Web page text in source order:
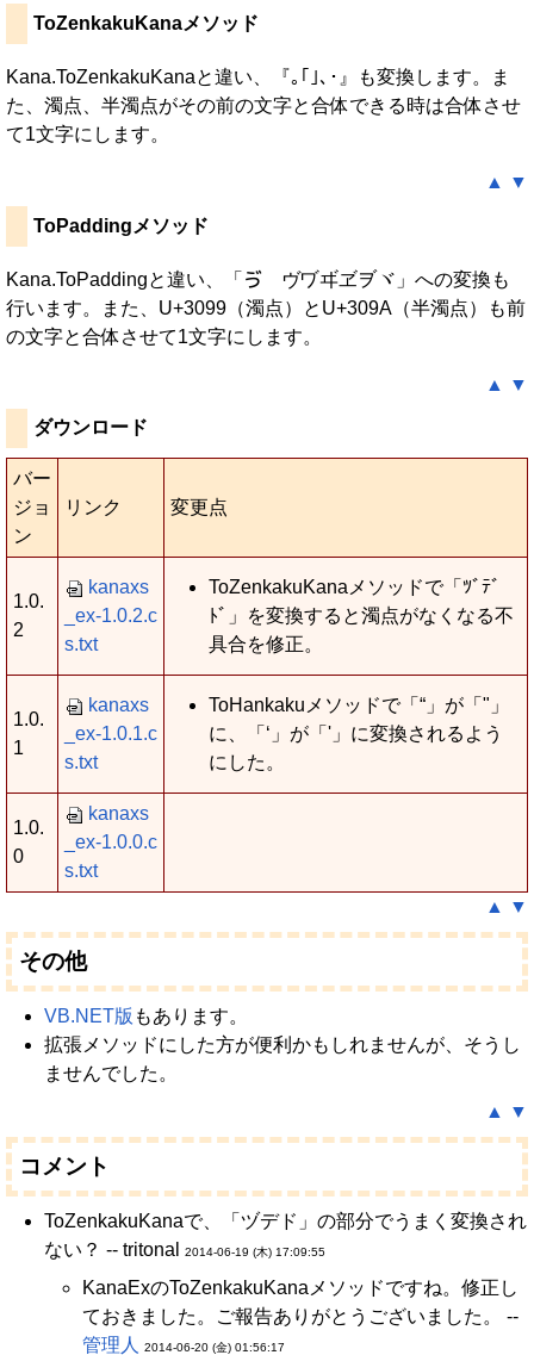
ToZenkakuKanaメソッド
Kana.ToZenkakuKanaと違い、『｡｢｣､･』も変換します。ま
た、濁点、半濁点がその前の文字と合体できる時は合体させ
て1文字にします。
▲ ▼
ToPaddingメソッド
Kana.ToPaddingと違い、「ゔゞヴヷヸヹヺヾ」への変換も
行います。また、U+3099（濁点）とU+309A（半濁点）も前
の文字と合体させて1文字にします。
▲ ▼
ダウンロード
バー
ジョ
ン
リンク 変更点
1.0.
2
kanaxs
_ex-1.0.2.c
s.txt
ToZenkakuKanaメソッドで「ﾂﾞﾃﾞ
ﾄﾞ」を変換すると濁点がなくなる不
具合を修正。
1.0.
1
kanaxs
_ex-1.0.1.c
s.txt
ToHankakuメソッドで「“」が「"」
に、「‘」が「'」に変換されるよう
にした。
1.0.
0
kanaxs
_ex-1.0.0.c
s.txt
▲
▼
その他
VB.NET版 もあります。
拡張メソッドにした方が便利かもしれませんが、そうし
ませんでした。
▲
▼
コメント
ToZenkakuKanaで、「ヅデド」の部分でうまく変換され
ない？ -- tritonal
2014-06-19 (木) 17:09:55
KanaExのToZenkakuKanaメソッドですね。修正し
ておきました。ご報告ありがとうございました。 --
管理人
2014-06-20 (金) 01:56:17